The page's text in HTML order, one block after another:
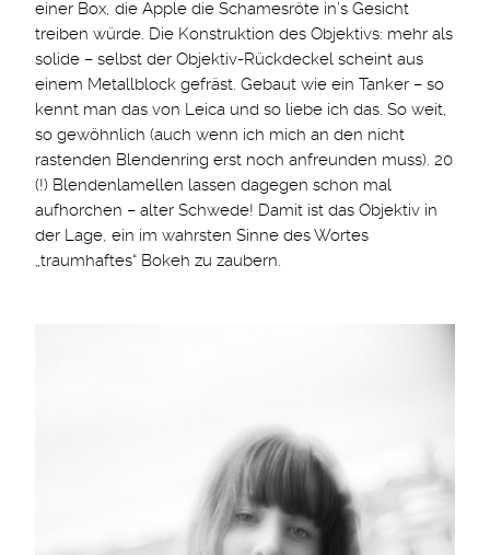
einer Box, die Apple die Schamesröte in’s Gesicht
treiben würde. Die Konstruktion des Objektivs: mehr als
solide – selbst der Objektiv-Rückdeckel scheint aus
einem Metallblock gefräst. Gebaut wie ein Tanker – so
kennt man das von Leica und so liebe ich das. So weit,
so gewöhnlich (auch wenn ich mich an den nicht
rastenden Blendenring erst noch anfreunden muss). 20
(!) Blendenlamellen lassen dagegen schon mal
aufhorchen – alter Schwede! Damit ist das Objektiv in
der Lage, ein im wahrsten Sinne des Wortes
„traumhaftes“ Bokeh zu zaubern.